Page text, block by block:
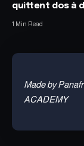
quittent dos à
1 Min Read
Made by
ACADEMY